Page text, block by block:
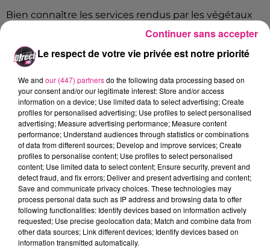
Bien connaître les services rendus par les végétaux
en milieu urbains. C'est pouvoir choisir la bonne
espère au bon endroit. C'est pour cela que l
Sésame a déjà répertorié 85 espèces capables de
valorisant au mieux l'écosystème de la région.
Luc Chrétien, chef de projet, chef de la division
Biodiversité, eau, aménagement au Cerema Est :
Écouter le podcast
Une conférence est organisée cemercredi 4
décembre à 19 hen mairie pour présenter cette
étude unique en Europe.
FIL ACTUS
Le respect de votre vie privée est notre priorité
We and our (447) partnersdo the following data processing based on
your consent and/or our legitimate interest: Store and/or access
information on a device; Use limited data to select advertising; Create
profiles for personalised advertising; Use profiles to select personalised
advertising; Measure advertising performance; Measure content
performance; Understand audiences through statistics or combinations
of data from different sources; Develop and improve services; Create
profiles to personalise content; Use profiles to select personalised
content; Use limited data to select content; Ensure security, prevent and
detect fraud, and fix errors; Deliver and present advertising and content;
Save and communicate privacy choices. These technologies may
process personal data such as IP address and browsing data to offer
following functionalities: Identify devices based on information actively
requested; Use precise geolocation data; Match and combine data from
other data sources; Link different devices; Identify devices based on
information transmitted automatically.
Continuer sans accepter